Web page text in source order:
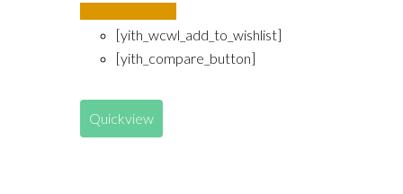
[yith_wcwl_add_to_wishlist]
[yith_compare_button]
Quickview